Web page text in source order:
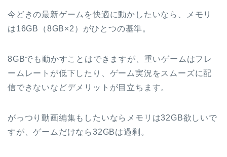
今どきの最新ゲームを快適に動かしたいなら、メモリ
は16GB（8GB×2）がひとつの基準。
8GBでも動かすことはできますが、重いゲームはフレ
ームレートが低下したり、ゲーム実況をスムーズに配
信できないなどデメリットが目立ちます。
がっつり動画編集もしたいならメモリは32GB欲しいで
すが、ゲームだけなら32GBは過剰。